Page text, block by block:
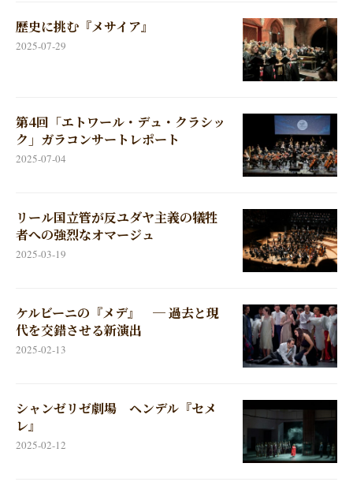
歴史に挑む『メサイア』
2025-07-29
第4回「エトワール・デュ・クラシッ
ク」ガラコンサートレポート
2025-07-04
リール国立管が反ユダヤ主義の犠牲
者への強烈なオマージュ
2025-03-19
ケルビーニの『メデ』 ─ 過去と現
代を交錯させる新演出
2025-02-13
シャンゼリゼ劇場 ヘンデル『セメ
レ』
2025-02-12